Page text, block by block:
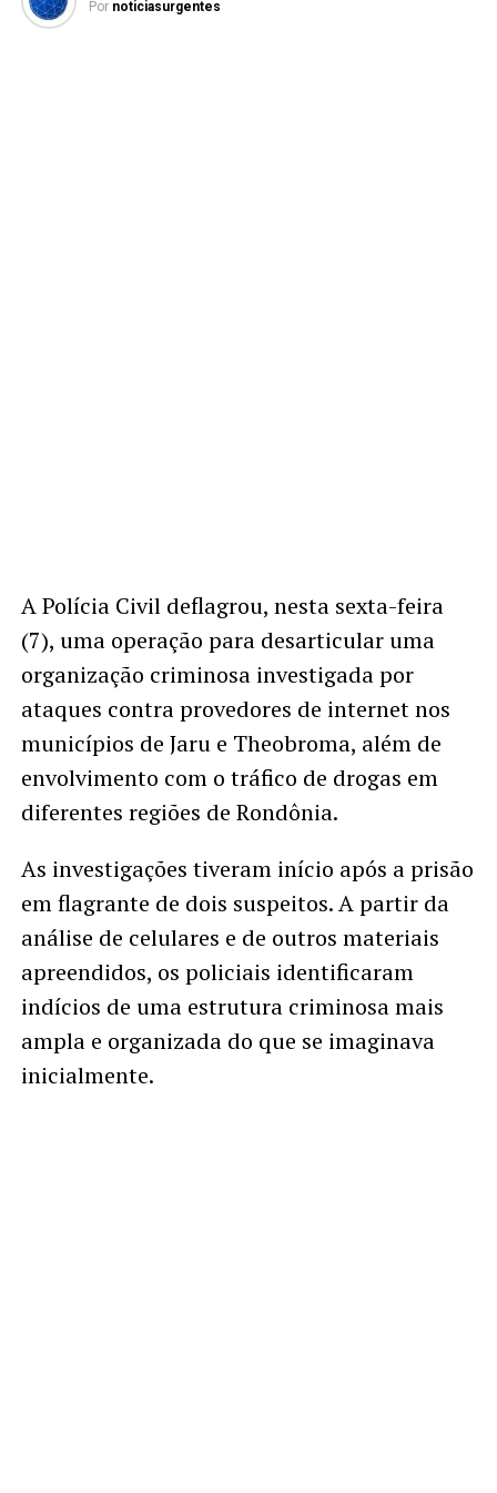
Por noticiasurgentes
A Polícia Civil deflagrou, nesta sexta-feira
(7), uma operação para desarticular uma
organização criminosa investigada por
ataques contra provedores de internet nos
municípios de Jaru e Theobroma, além de
envolvimento com o tráfico de drogas em
diferentes regiões de Rondônia.
As investigações tiveram início após a prisão
em flagrante de dois suspeitos. A partir da
análise de celulares e de outros materiais
apreendidos, os policiais identificaram
indícios de uma estrutura criminosa mais
ampla e organizada do que se imaginava
inicialmente.